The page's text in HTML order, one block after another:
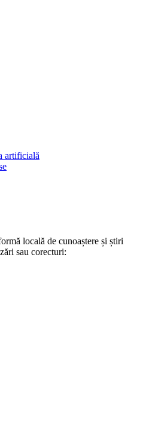
artificială
locală de cunoaștere și știri
sau corecturi: